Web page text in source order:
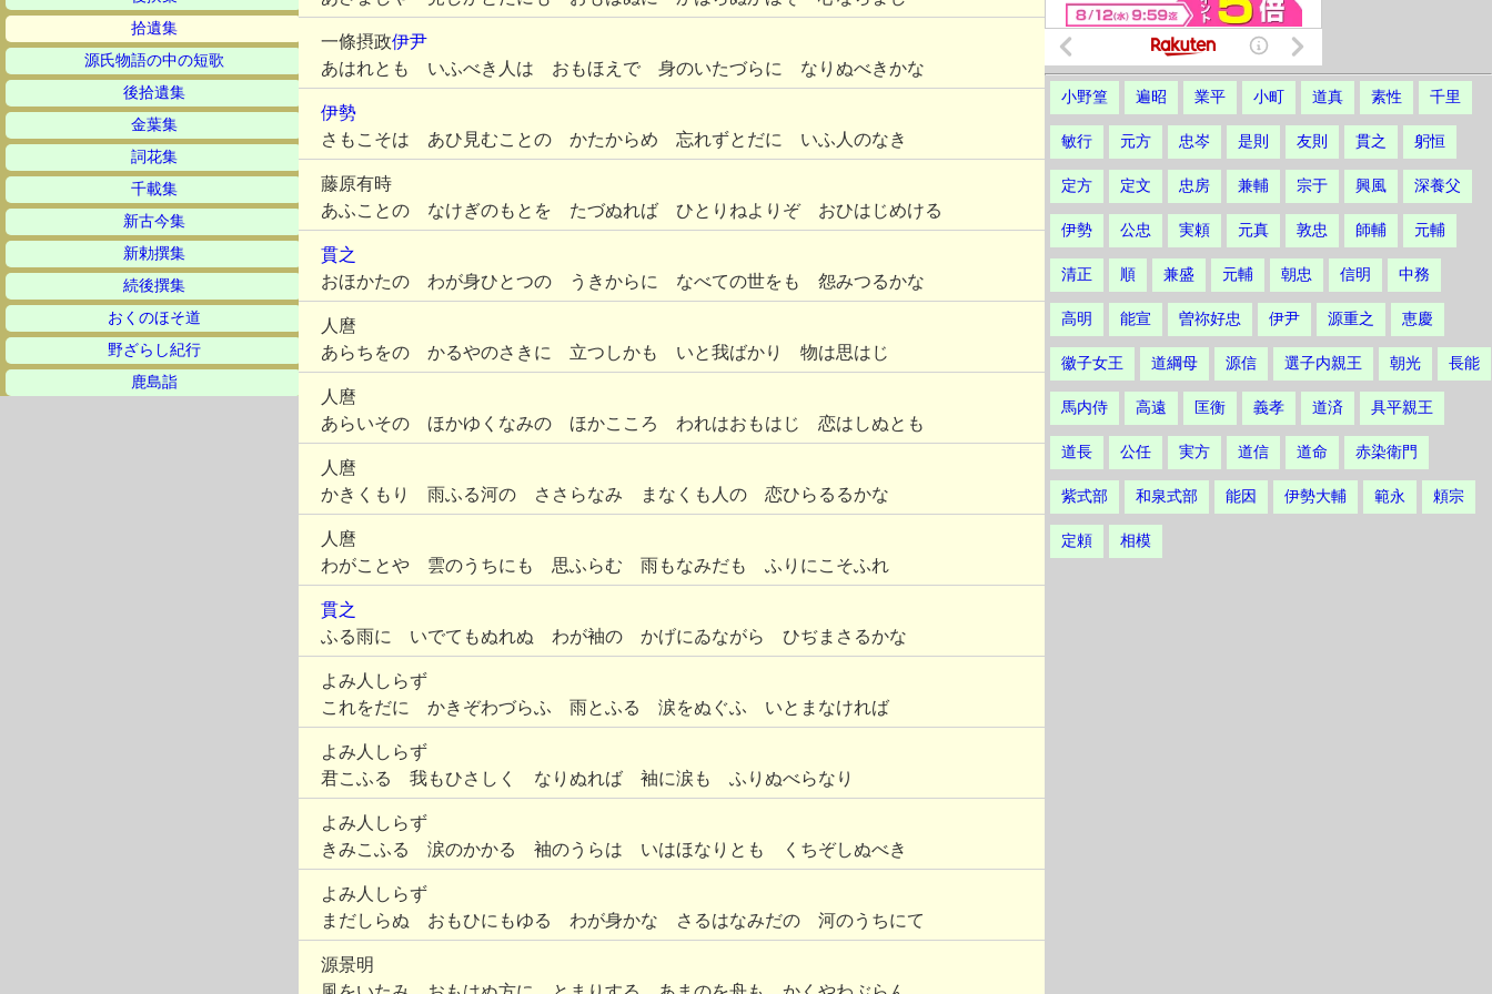
拾遺集
源氏物語の中の短歌
後拾遺集
金葉集
詞花集
千載集
新古今集
新勅撰集
続後撰集
おくのほそ道
野ざらし紀行
鹿島詣
一條摂政伊尹
あはれとも いふべき人は おもほえで 身のいたづらに なりぬべきかな
伊勢
さもこそは あひ見むことの かたからめ 忘れずとだに いふ人のなき
藤原有時
あふことの なけぎのもとを たづぬれば ひとりねよりぞ おひはじめける
貫之
おほかたの わが身ひとつの うきからに なべての世をも 怨みつるかな
人麿
あらちをの かるやのさきに 立つしかも いと我ばかり 物は思はじ
人麿
あらいその ほかゆくなみの ほかこころ われはおもはじ 恋はしぬとも
人麿
かきくもり 雨ふる河の ささらなみ まなくも人の 恋ひらるるかな
人麿
わがことや 雲のうちにも 思ふらむ 雨もなみだも ふりにこそふれ
貫之
ふる雨に いでてもぬれぬ わが袖の かげにゐながら ひぢまさるかな
よみ人しらず
これをだに かきぞわづらふ 雨とふる 涙をぬぐふ いとまなければ
よみ人しらず
君こふる 我もひさしく なりぬれば 袖に涙も ふりぬべらなり
よみ人しらず
きみこふる 涙のかかる 袖のうらは いはほなりとも くちぞしぬべき
よみ人しらず
まだしらぬ おもひにもゆる わが身かな さるはなみだの 河のうちにて
源景明
小野篁 遍昭 業平 小町 道真 素性 千里
敏行 元方 忠岑 是則 友則 貫之 躬恒
定方 定文 忠房 兼輔 宗于 興風 深養父
伊勢 公忠 実頼 元真 敦忠 師輔 元輔
清正 順 兼盛 元輔 朝忠 信明 中務
高明 能宣 曽祢好忠 伊尹 源重之 恵慶
徽子女王 道綱母 源信 選子内親王 朝光 長能
馬内侍 高遠 匡衡 義孝 道済 具平親王
道長 公任 実方 道信 道命 赤染衛門
紫式部 和泉式部 能因 伊勢大輔 範永 頼宗
定頼 相模